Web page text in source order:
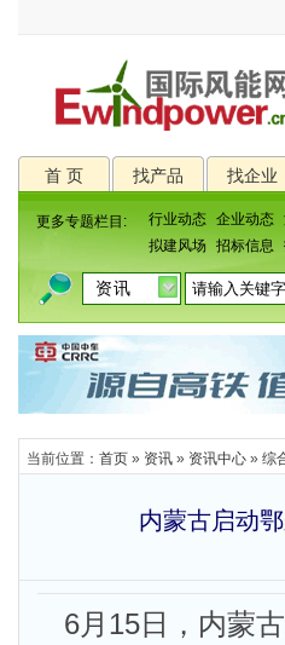
首 页 找产品 找企业
更多专题栏目: 行业动态 企业动态
拟建风场
招标信息
当前位置： 首页 » 资讯 » 资讯中心 » 综
内蒙古启动
6月15日，内蒙